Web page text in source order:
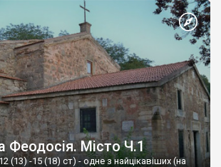
Феодосія. Місто Ч.1
(13) -15 (18) ст) - одне з найцікавіших (на